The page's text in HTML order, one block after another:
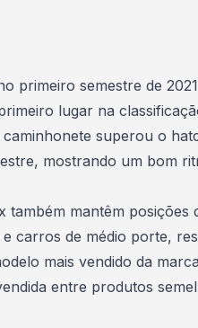
primeiro semestre de 2021
lugar na
caminhonete superou o
mostrando um bom
também mantêm posições
carros de médio porte,
mais vendido da
entre produtos